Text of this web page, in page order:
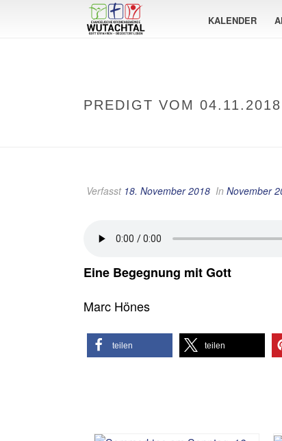
KALENDER
PREDIGT VOM 04.11.2018
Verfasst 18. November 2018 In November
Eine Begegnung mit Gott
Marc Hönes
teilen teilen